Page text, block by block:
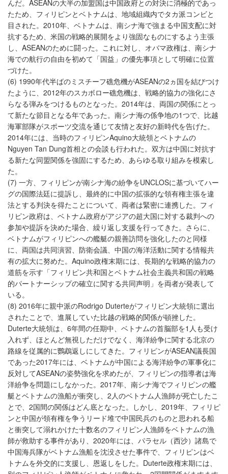
んだ。ASEANの大半の加盟国は中国政府との対決に消極的であっ
たため、フィリピンとベトナムは、地域組織内でタカ派コンビと
目された。2010年、ベトナムは、南シナ海で強まる中国支配に対
抗するため、米国の戦略的展開をより強固なものにするよう主張
し、ASEANのために闘った。これに対し、オバマ政権は、南シナ
海での航行の自由を初めて「国益」の優先事項として明確に位置
づけた。
(6) 1990年代半ばのミスチーフ礁危機がASEANの2ヵ国を結びつけ
たように、2012年のスカボロー礁危機は、戦略的協力の強化にさ
らなる弾みをつけるものとなった。2014年は、両国の関係にとっ
て新たな節目となる年であった。南シナ海の係争地の1つで、比越
海軍部隊がスポーツ交流を通じて友情と友好の新時代を告げた。
2014年には、当時のフィリピンAquino大統領とベトナムの
Nguyen Tan Dung首相との会談も行われた。双方は中国に対抗す
る新たな同盟関係を強固にするため、あらゆる取り組みを模索し
た。
(7) 一方、フィリピンが南シナ海の紛争をUNCLOSに基づいてハー
グの国際法廷に提訴し、最終的に中国の拡張的な領有権主張を違
法とする判決を得たことについて、両者は緊密に連携した。フィ
リピン政府は、ベトナム政府がアジアの超大国に対する裁判への
参加や提訴を決めた場合、繰り返し支援を行ってきた。さらに、
ベトナムがフィリピンへの艦艇の親善訪問を強化したのと同様
に、両国は共同演習、防衛会議、中国の海洋活動に関する情報共
有の拡大に努めた。Aquino政権末期には、長期的な戦略的協力の
道筋を示す「フィリピン共和国とベトナム社会主義共和国の戦略
的パートナーシップの確立に関する共同声明」を両者が発表して
いる。
(8) 2016年に親中派のRodrigo Duterteがフィリピン大統領に選出
されたことで、進展していた比越の戦略的関係が頓挫した。
Duterte大統領は、6年間の任期中、ベトナムの首脳部を1人も受け
入れず、ほとんど無視しただけでなく、海洋紛争に関する北京の
路線を従属的に鸚鵡返しにしてきた。フィリピンがASEAN議長国
であった2017年には、ベトナムが中国による海洋紛争の軍事化に
反対してASEANの姿勢強化を求めたが、フィリピンの指導者は海
洋紛争を問題にしなかった。2017年、南シナ海でフィリピンの艦
艇とベトナムの漁船が衝突し、2人のベトナム人漁師が死亡したこ
とで、2国間の関係はどん底となった。しかし、2019年、フィリピ
ンと中国が領有権を争うリード堆で中国民兵のものと思われる船
と衝突して溺れかけた十数名のフィリピン人漁師をベトナムの漁
師が救助する事件があり、2020年には、パラセル（西沙）諸島で
中国海兵隊がベトナム漁船を沈没させた事件で、フィリピンはベ
トナムを外交的に支援し、恩返しをした。Duterte政権末期には、